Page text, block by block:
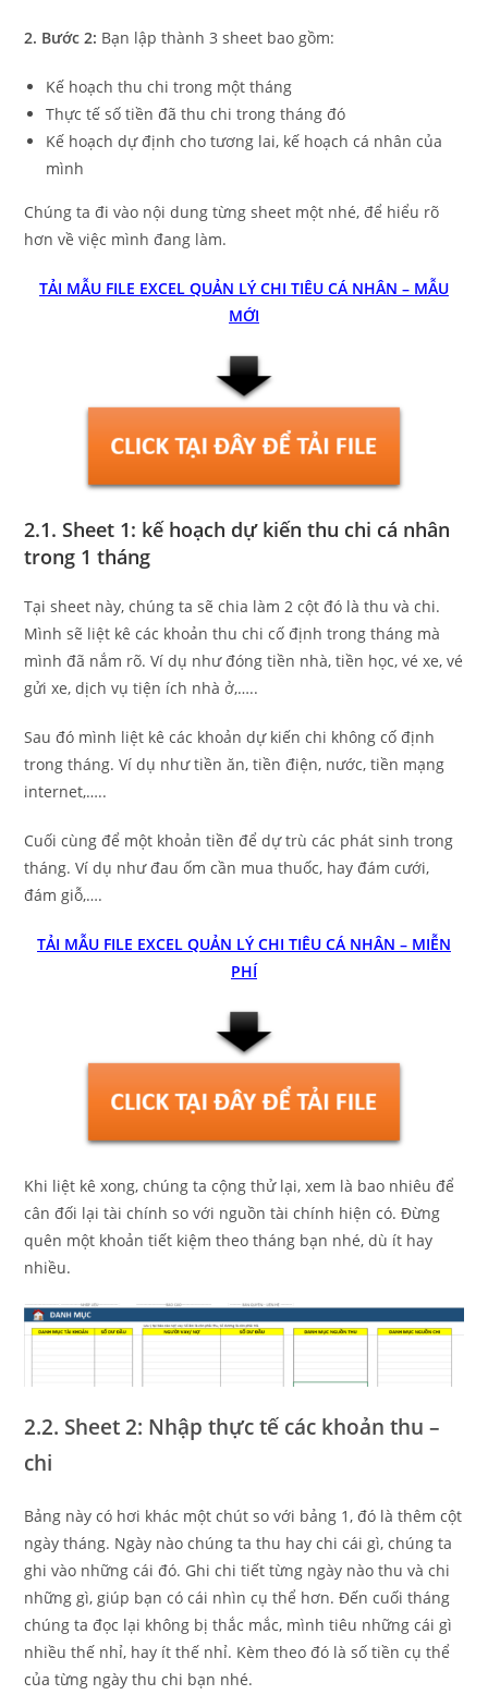
2. Bước 2: Bạn lập thành 3 sheet bao gồm:
Kế hoạch thu chi trong một tháng
Thực tế số tiền đã thu chi trong tháng đó
Kế hoạch dự định cho tương lai, kế hoạch cá nhân của
mình
Chúng ta đi vào nội dung từng sheet một nhé, để hiểu rõ
hơn về việc mình đang làm.
TẢI MẪU FILE EXCEL QUẢN LÝ CHI TIÊU CÁ NHÂN – MẪU
MỚI
2.1. Sheet 1: kế hoạch dự kiến thu chi cá nhân
trong 1 tháng
Tại sheet này, chúng ta sẽ chia làm 2 cột đó là thu và chi.
Mình sẽ liệt kê các khoản thu chi cố định trong tháng mà
mình đã nắm rõ. Ví dụ như đóng tiền nhà, tiền học, vé xe, vé
gửi xe, dịch vụ tiện ích nhà ở,…..
Sau đó mình liệt kê các khoản dự kiến chi không cố định
trong tháng. Ví dụ như tiền ăn, tiền điện, nước, tiền mạng
internet,…..
Cuối cùng để một khoản tiền để dự trù các phát sinh trong
tháng. Ví dụ như đau ốm cần mua thuốc, hay đám cưới,
đám giỗ,….
TẢI MẪU FILE EXCEL QUẢN LÝ CHI TIÊU CÁ NHÂN – MIỄN
PHÍ
Khi liệt kê xong, chúng ta cộng thử lại, xem là bao nhiêu để
cân đối lại tài chính so với nguồn tài chính hiện có. Đừng
quên một khoản tiết kiệm theo tháng bạn nhé, dù ít hay
nhiều.
2.2. Sheet 2: Nhập thực tế các khoản thu –
chi
Bảng này có hơi khác một chút so với bảng 1, đó là thêm cột
ngày tháng. Ngày nào chúng ta thu hay chi cái gì, chúng ta
ghi vào những cái đó. Ghi chi tiết từng ngày nào thu và chi
những gì, giúp bạn có cái nhìn cụ thể hơn. Đến cuối tháng
chúng ta đọc lại không bị thắc mắc, mình tiêu những cái gì
nhiều thế nhỉ, hay ít thế nhỉ. Kèm theo đó là số tiền cụ thể
của từng ngày thu chi bạn nhé.